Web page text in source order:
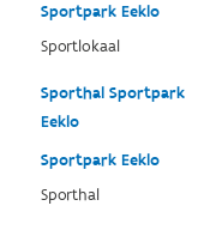
Sportpark Eeklo
Sportlokaal
Sporthal Sportpark
Eeklo
Sportpark Eeklo
Sporthal